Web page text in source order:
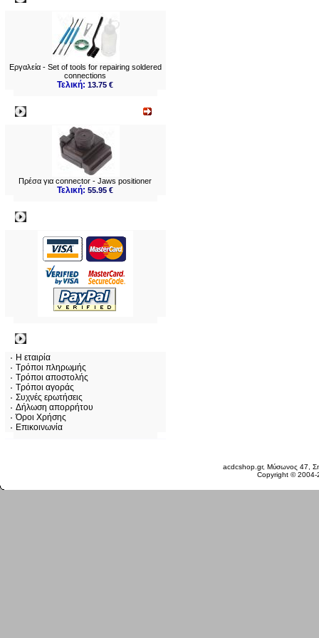
Εργαλεία - Set of tools for repairing soldered
connections
Τελική:13.75 €
Πρέσα για connector - Jaws positioner
Τελική:55.95 €
Η εταιρία
Τρόποι πληρωμής
Τρόποι αποστολής
Τρόποι αγοράς
Συχνές ερωτήσεις
Δήλωση απορρήτου
Όροι Χρήσης
Επικοινωνία
acdcshop.gr, Μύσωνος 47,
Copyright ©